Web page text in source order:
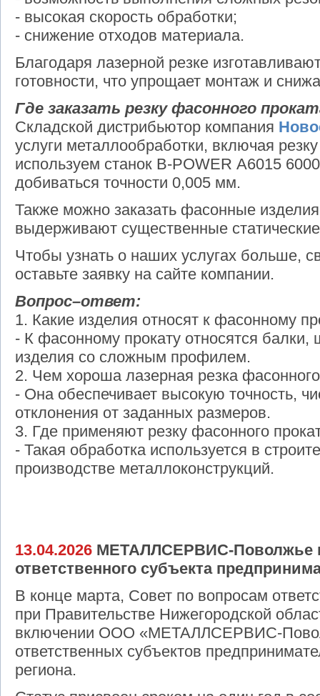
- высокая скорость обработки;
- снижение отходов материала.
Благодаря лазерной резке
готовности, что упрощает монтаж и
Где заказать резку фасонного
Складской дистрибьютор компания
услуги металлообработки, включая
используем станок В-POWER А6015
добиваться точности 0,005 мм.
Также можно заказать фасонные
выдерживают существенные
Чтобы узнать о наших услугах больше,
оставьте заявку на сайте компании.
Вопрос–ответ:
1. Какие изделия относят к фасонному
- К фасонному прокату относятся
изделия со сложным профилем.
2. Чем хороша лазерная резка
- Она обеспечивает высокую точность,
отклонения от заданных размеров.
3. Где применяют резку фасонного
- Такая обработка используется в
производстве металлоконструкций.
13.04.2026 МЕТАЛЛСЕРВИС-Поволжье
ответственного субъекта
В конце марта, Совет по вопросам
при Правительстве Нижегородской
включении ООО
ответственных субъектов
региона.